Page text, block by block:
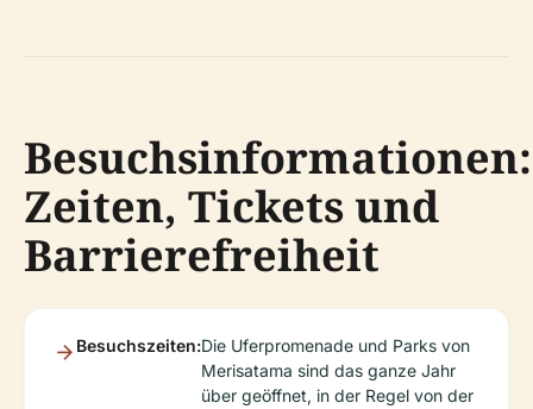
Besuchsinformationen:
Zeiten, Tickets und
Barrierefreiheit
Besuchszeiten:Die Uferpromenade und Parks von
Merisatama sind das ganze Jahr
über geöffnet, in der Regel von der